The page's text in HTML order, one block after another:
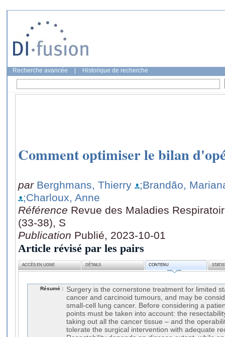
Recherche avancée Historique de recherche
Comment optimiser le bilan
par Berghmans, Thierry
;Brandão,
;Charloux, Anne
Référence Revue des Maladies
(33-38), S
Publication Publié, 2023-10-01
Article révisé par les pairs
ACCÈS EN LIGNE DÉTAILS CONTENU
Résumé :
Surgery is the cornerstone treatment for limited
cancer and carcinoid tumours, and may be
small-cell lung cancer. Before considering a
points must be taken into account: the
taking out all the cancer tissue – and the
tolerate the surgical intervention with adequate